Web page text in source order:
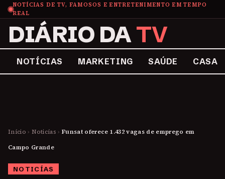
NOTÍCIAS DE TV, FAMOSOS E ENTRETENIMENTO EM TEMPO
REAL
DIÁRIO DATV
NOTÍCIAS MARKETING SAÚDE CASA
Início › Noticías › Funsat oferece 1.432 vagas de emprego em
Campo Grande
NOTICÍAS